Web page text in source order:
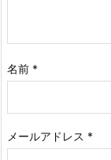
名前 *
メールアドレス *